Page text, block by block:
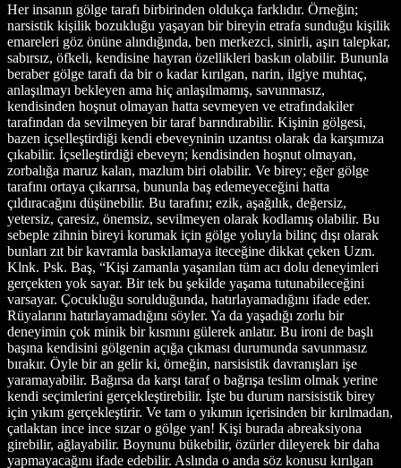
Her insanın gölge tarafı birbirinden oldukça farklıdır. Örneğin;
narsistik kişilik bozukluğu yaşayan bir bireyin etrafa sunduğu kişilik
emareleri göz önüne alındığında, ben merkezci, sinirli, aşırı talepkar,
sabırsız, öfkeli, kendisine hayran özellikleri baskın olabilir. Bununla
beraber gölge tarafı da bir o kadar kırılgan, narin, ilgiye muhtaç,
anlaşılmayı bekleyen ama hiç anlaşılmamış, savunmasız,
kendisinden hoşnut olmayan hatta sevmeyen ve etrafındakiler
tarafından da sevilmeyen bir taraf barındırabilir. Kişinin gölgesi,
bazen içselleştirdiği kendi ebeveyninin uzantısı olarak da karşımıza
çıkabilir. İçselleştirdiği ebeveyn; kendisinden hoşnut olmayan,
zorbalığa maruz kalan, mazlum biri olabilir. Ve birey; eğer gölge
tarafını ortaya çıkarırsa, bununla baş edemeyeceğini hatta
çıldıracağını düşünebilir. Bu tarafını; ezik, aşağılık, değersiz,
yetersiz, çaresiz, önemsiz, sevilmeyen olarak kodlamış olabilir. Bu
sebeple zihnin bireyi korumak için gölge yoluyla bilinç dışı olarak
bunları zıt bir kavramla baskılamaya iteceğine dikkat çeken Uzm.
Klnk. Psk. Baş, “Kişi zamanla yaşanılan tüm acı dolu deneyimleri
gerçekten yok sayar. Bir tek bu şekilde yaşama tutunabileceğini
varsayar. Çocukluğu sorulduğunda, hatırlayamadığını ifade eder.
Rüyalarını hatırlayamadığını söyler. Ya da yaşadığı zorlu bir
deneyimin çok minik bir kısmını gülerek anlatır. Bu ironi de başlı
başına kendisini gölgenin açığa çıkması durumunda savunmasız
bırakır. Öyle bir an gelir ki, örneğin, narsisistik davranışları işe
yaramayabilir. Bağırsa da karşı taraf o bağrışa teslim olmak yerine
kendi seçimlerini gerçekleştirebilir. İşte bu durum narsisistik birey
için yıkım gerçekleştirir. Ve tam o yıkımın içerisinden bir kırılmadan,
çatlaktan ince ince sızar o gölge yan! Kişi burada abreaksiyona
girebilir, ağlayabilir. Boynunu bükebilir, özürler dileyerek bir daha
yapmayacağını ifade edebilir. Aslında o anda söz konusu kırılgan